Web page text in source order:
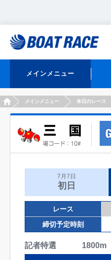
メインメニュー
HOMEメインメニュー 本日のレース
7月7日
初日
レース
締切予定時刻
記者特選 1800m